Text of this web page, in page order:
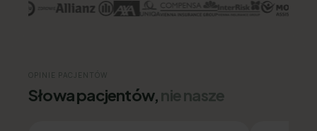
OPINIE PACJENTÓW
Słowa pacjentów,nie nasze